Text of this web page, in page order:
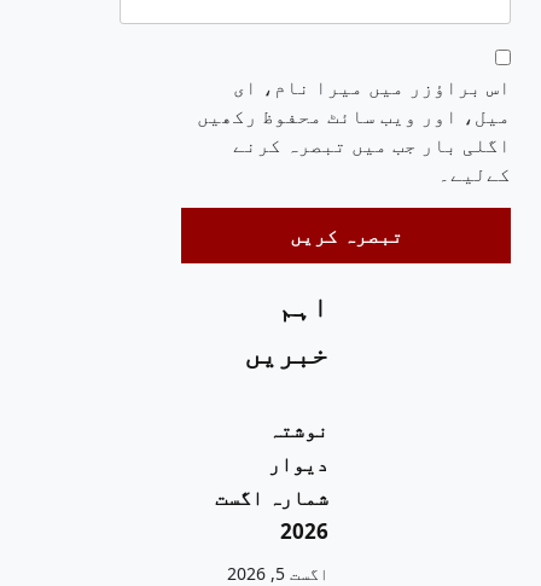
اس براؤزر میں میرا نام، ای
میل، اور ویب سائٹ محفوظ رکھیں
اگلی بار جب میں تبصرہ کرنے
کےلیے۔
اہم
خبریں
نوشتہ
دیوار
شمارہ اگست
2026
اگست 5, 2026